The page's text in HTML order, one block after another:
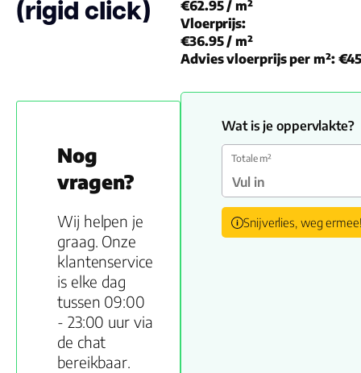
(rigid click)
Nog
vragen?
Wij helpen je
graag. Onze
klantenservice
is elke dag
tussen 09:00
- 23:00 uur via
de chat
bereikbaar.
€62.95/ m²
Vloerprijs:
€36.95/ m²
Advies vloerprijs per m²:
Wat is je oppervlakte?
Totale m²
Snijverlies, weg